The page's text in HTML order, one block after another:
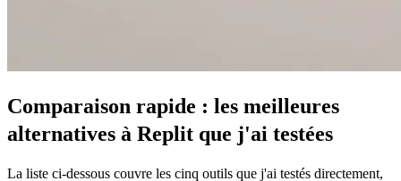
Comparaison rapide : les meilleures
alternatives à Replit que j'ai testées
La liste ci-dessous couvre les cinq outils que j'ai testés directement,